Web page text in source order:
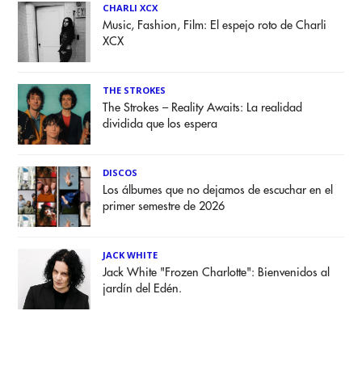
CHARLI XCX
Music, Fashion, Film: El espejo roto de Charli
XCX
THE STROKES
The Strokes – Reality Awaits: La realidad
dividida que los espera
DISCOS
Los álbumes que no dejamos de escuchar en el
primer semestre de 2026
JACK WHITE
Jack White "Frozen Charlotte": Bienvenidos al
jardín del Edén.